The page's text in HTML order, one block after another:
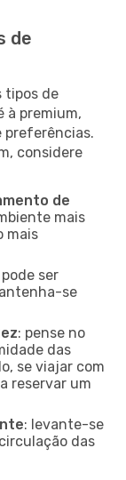
de
tipos de
à premium,
preferências.
considere
de
mais
mais
ser
se
: pense no
das
se viajar com
reservar um
: levante-se
das